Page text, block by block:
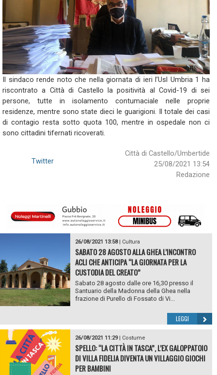
Il sindaco rende noto che nella giornata di ieri l’Usl Umbria 1 ha
riscontrato a Città di Castello la positività al Covid-19 di sei
persone, tutte in isolamento contumaciale nelle proprie
residenze, mentre sono state dieci le guarigioni. Il totale dei casi
di contagio resta sotto quota 100, mentre in ospedale non ci
sono cittadini tifernati ricoverati.
Città di Castello/Umbertide
25/08/2021 13:54
Redazione
Twitter
26/08/2021 13:58| Cultura
SABATO 28 AGOSTO ALLA GHEA L’INCONTRO
ACLI CHE ANTICIPA “LA GIORNATA PER LA
CUSTODIA DEL CREATO”
Sabato 28 agosto dalle ore 16,30 presso il
Santuario della Madonna della Ghea nella
frazione di Purello di Fossato di Vi...
LEGGI
26/08/2021 11:29| Costume
SPELLO: “LA CITTÀ IN TASCA”, L’EX GALOPPATOIO
DI VILLA FIDELIA DIVENTA UN VILLAGGIO GIOCHI
PER BAMBINI